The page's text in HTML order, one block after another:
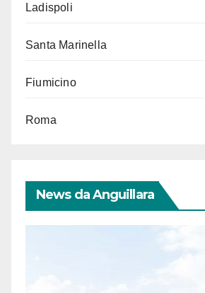
Ladispoli
Santa Marinella
Fiumicino
Roma
News da Anguillara